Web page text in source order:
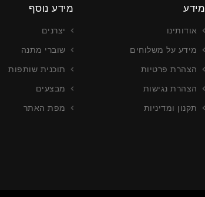
מידע
אודותינו
מידע על משלוחים
הצהרת פרטיות
הצהרת נגישות
תקנון ומדיניות
מידע נוסף
יצרנים
שוברי מתנה
תוכנית שותפות
מבצעים
מפת האתר